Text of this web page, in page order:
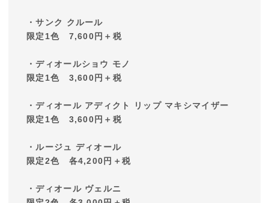
・サンク クルール
限定1色 7,600円＋税
・ディオールショウ モノ
限定1色 3,600円＋税
・ディオール アディクト リップ マキシマイザー
限定1色 3,600円＋税
・ルージュ ディオール
限定2色 各4,200円＋税
・ディオール ヴェルニ